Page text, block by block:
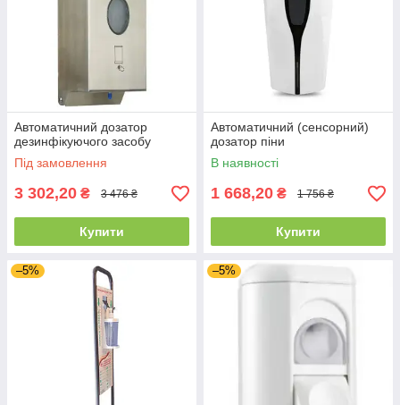
Автоматичний дозатор
дезинфікуючого засобу
Під замовлення
3 302,20 ₴ 3 476 ₴
Купити
Автоматичний (сенсорний)
дозатор піни
В наявності
1 668,20 ₴ 1 756 ₴
Купити
–5% –5%